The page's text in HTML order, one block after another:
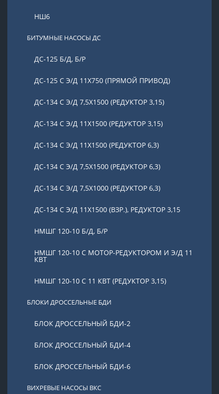
НШ6
БИТУМНЫЕ НАСОСЫ ДС
ДС-125 Б/Д, Б/Р
ДС-125 С Э/Д 11Х750 (ПРЯМОЙ ПРИВОД)
ДС-134 С Э/Д 7,5Х1500 (РЕДУКТОР 3,15)
ДС-134 С Э/Д 11Х1500 (РЕДУКТОР 3,15)
ДС-134 С Э/Д 11Х1500 (РЕДУКТОР 6,3)
ДС-134 С Э/Д 7,5Х1500 (РЕДУКТОР 6,3)
ДС-134 С Э/Д 7,5Х1000 (РЕДУКТОР 6,3)
ДС-134 С Э/Д 11Х1500 (ВЗР.), РЕДУКТОР 3,15
НМШГ 120-10 Б/Д, Б/Р
НМШГ 120-10 С МОТОР-РЕДУКТОРОМ И Э/Д 11
КВТ
НМШГ 120-10 С 11 КВТ (РЕДУКТОР 3,15)
БЛОКИ ДРОССЕЛЬНЫЕ БДИ
БЛОК ДРОССЕЛЬНЫЙ БДИ-2
БЛОК ДРОССЕЛЬНЫЙ БДИ-4
БЛОК ДРОССЕЛЬНЫЙ БДИ-6
ВИХРЕВЫЕ НАСОСЫ ВКС